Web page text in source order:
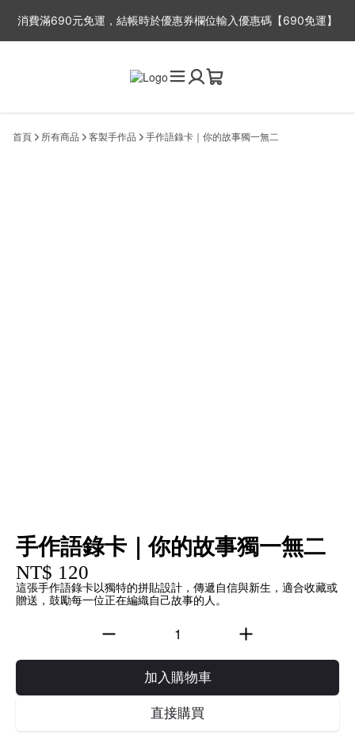
消費滿690元免運，結帳時於優惠券欄位輸入優惠碼【690免運】
2-3工作天出貨，抱歉無法指定出貨時間喔~
首頁 所有商品 客製手作品 手作語錄卡｜你的故事獨一無二
手作語錄卡｜你的故事獨一無二
NT$ 120
這張手作語錄卡以獨特的拼貼設計，傳遞自信與新生，適合收藏或
贈送，鼓勵每一位正在編織自己故事的人。
加入購物車
直接購買